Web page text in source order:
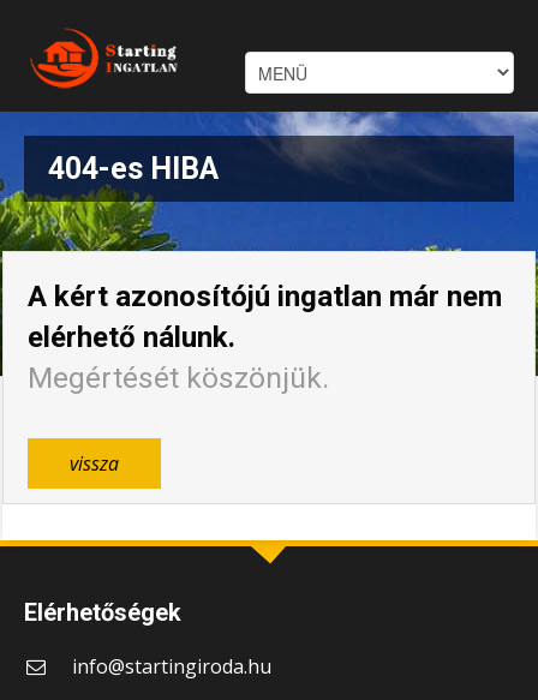
404-es HIBA
A kért azonosítójú ingatlan már nem
elérhető nálunk.
Megértését köszönjük.
vissza
Elérhetőségek
info@startingiroda.hu